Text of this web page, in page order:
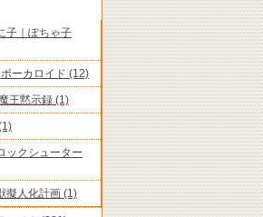
子｜ぽちゃ子
ーカロイド (12)
王黙示録 (1)
ックシューター
擬人化計画 (1)